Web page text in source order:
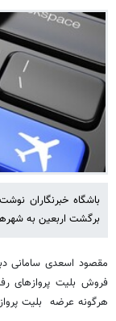
باشگاه خبرنگاران
برگشت اربعین به
مقصود اسعدی سامانی
فروش بلیت پروازهای
هرگونه عرضه بلیت